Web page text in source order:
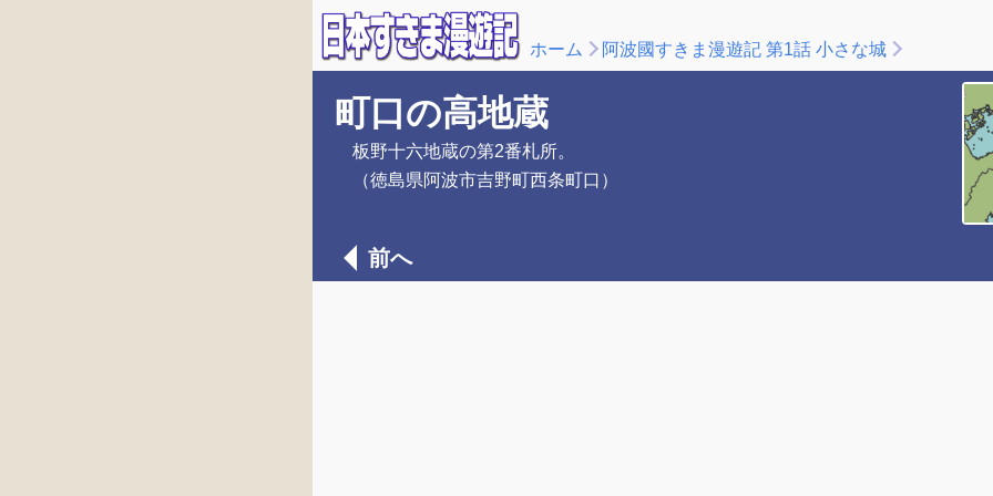
ホーム 阿波國すきま漫遊記 第1話 小さな城
町口の高地蔵
板野十六地蔵の第2番札所。
（徳島県阿波市吉野町西条町口）
前へ